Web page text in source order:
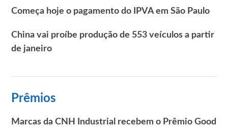
Começa hoje o pagamento do IPVA em São Paulo
China vai proíbe produção de 553 veículos a partir
de janeiro
Prêmios
Marcas da CNH Industrial recebem o Prêmio Good